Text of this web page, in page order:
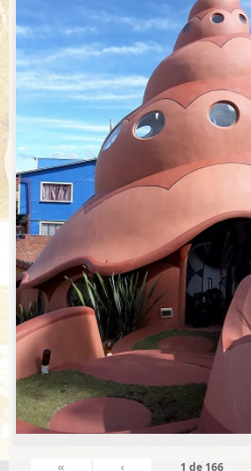
« ‹ 1 de 166